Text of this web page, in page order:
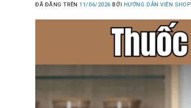
ĐÃ ĐĂNG TRÊN11/06/2026 BỞI HƯỚNG DẪN VIÊN SHOP